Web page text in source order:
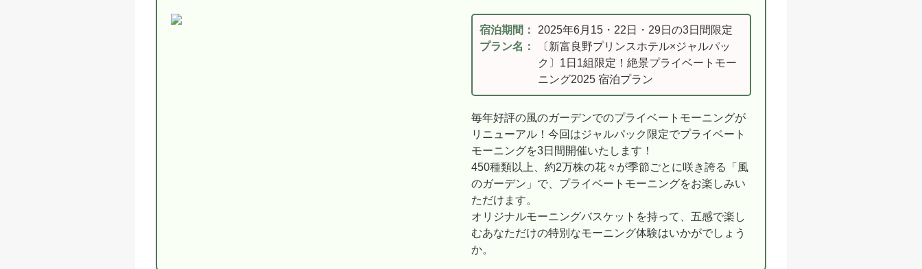
宿泊期間：
2025年6月15・22日・29日の3日間限定
プラン名：
〔新富良野プリンスホテル×ジャルパッ
ク〕1日1組限定！絶景プライベートモー
ニング2025 宿泊プラン
毎年好評の風のガーデンでのプライベートモーニングが
リニューアル！今回はジャルパック限定でプライベート
モーニングを3日間開催いたします！
450種類以上、約2万株の花々が季節ごとに咲き誇る「風
のガーデン」で、プライベートモーニングをお楽しみい
ただけます。
オリジナルモーニングバスケットを持って、五感で楽し
むあなただけの特別なモーニング体験はいかがでしょう
か。